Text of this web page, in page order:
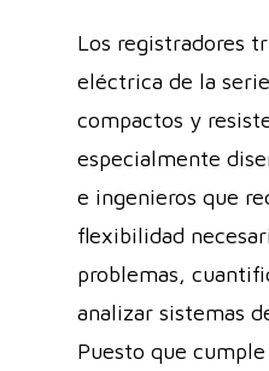
Los registradores
eléctrica de la
compactos y
especialmente
e ingenieros que
flexibilidad
problemas,
analizar sistemas
Puesto que